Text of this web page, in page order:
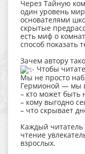
Через Тайную
один уровень
основателями
скрытые
есть миф о
способ показать
Зачем автору
Чтобы
Мы не просто
Гермионой — мы
– кто может быть
– кому выгодно
– что скрывает
Каждый читатель
чтение
взрослых.